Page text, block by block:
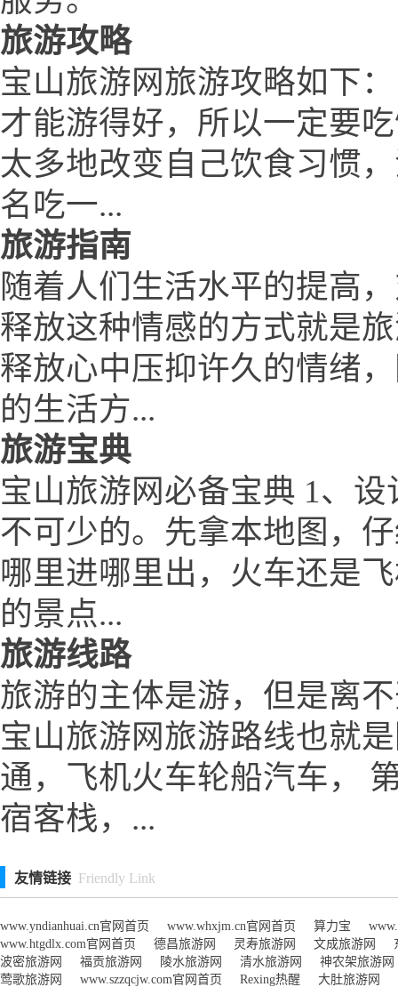
旅游攻略
宝山旅游网旅游攻略如下
才能游得好，所以一定要
太多地改变自己饮食习惯
名吃一...
旅游指南
随着人们生活水平的提高
释放这种情感的方式就是
释放心中压抑许久的情绪
的生活方...
旅游宝典
宝山旅游网必备宝典 1、
不可少的。先拿本地图，
哪里进哪里出，火车还是
的景点...
旅游线路
旅游的主体是游，但是离
宝山旅游网旅游路线也就
通，飞机火车轮船汽车，
宿客栈，...
友情链接 Friendly Link
www.yndianhuai.cn官网首页 www.whxjm.cn官网首页 算力宝
www.htgdlx.com官网首页
德昌旅游网 灵寿旅游网 文成旅游网
波密旅游网
福贡旅游网 陵水旅游网 清水旅游网
神农架旅游网
莺歌旅游网
www.szzqcjw.com官网首页 Rexing热醒
大肚旅游网